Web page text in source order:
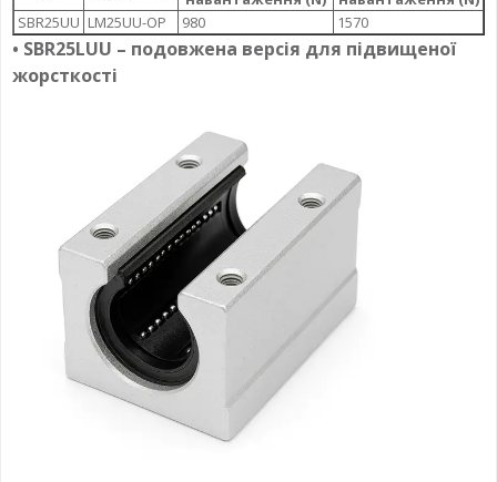
SBR25UU LM25UU-OP 980 1570
• SBR25LUU – подовжена версія для підвищеної
жорсткості